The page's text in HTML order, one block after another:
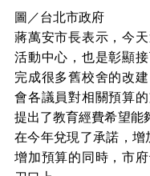
圖／台北市政府
蔣萬安市長表示，今
活動中心，也是彰顯
完成很多舊校舍的改
會各議員對相關預算
提出了教育經費希望
在今年兌現了承諾，
增加預算的同時，市